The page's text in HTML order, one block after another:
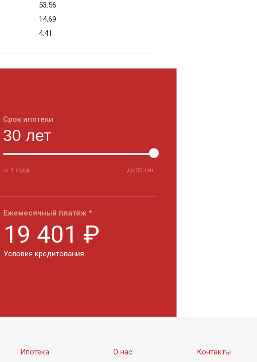
53.56
14.69
4.41
Срок ипотеки
от 1 года до 30 лет
Ежемесячный платёж *
19 401 ₽
Условия кредитования
Ипотека О нас Контакты